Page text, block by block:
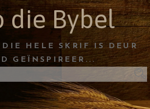
die Bybel
HELE SKRIF IS DEUR
GEÏNSPIREER...